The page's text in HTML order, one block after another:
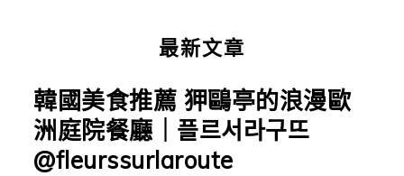
最新文章
韓國美食推薦 狎鷗亭的浪漫歐
洲庭院餐廳｜플르서라구뜨
@fleurssurlaroute